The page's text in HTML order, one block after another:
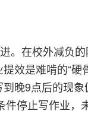
。在校外减负
效是难啃的“硬
晚9点后的现
件停止写作业